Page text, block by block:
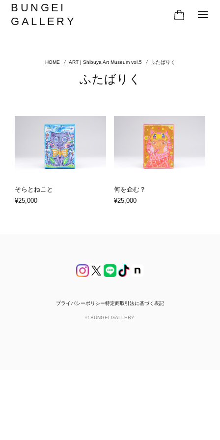
BUNGEI
GALLERY
ART | Shibuya Art Museum vol.5 ふたばりく
ふたばりく
そらとねこと
¥25,000
何を企む？
¥25,000
プライバシーポリシー特定商取引法に基づく表記
© BUNGEI GALLERY